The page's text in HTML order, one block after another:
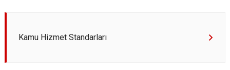
Kamu Hizmet Standarları